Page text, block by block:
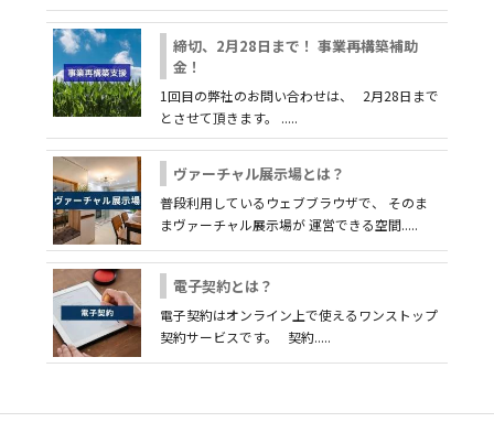
締切、2月28日まで！ 事業再構築補助
金！
1回目の弊社のお問い合わせは、 2月28日まで
とさせて頂きます。 .....
ヴァーチャル展示場とは？
普段利用しているウェブブラウザで、 そのま
まヴァーチャル展示場が 運営できる空間.....
電子契約とは？
電子契約はオンライン上で使えるワンストップ
契約サービスです。 契約.....